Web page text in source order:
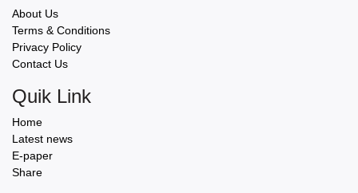
About Us
Terms & Conditions
Privacy Policy
Contact Us
Quik Link
Home
Latest news
E-paper
Share